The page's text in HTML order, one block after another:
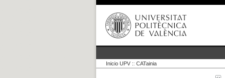
Inicio UPV :: CATainia